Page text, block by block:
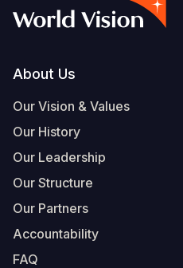
Footer
About Us
Our Vision & Values
Our History
Our Leadership
Our Structure
Our Partners
Accountability
FAQ